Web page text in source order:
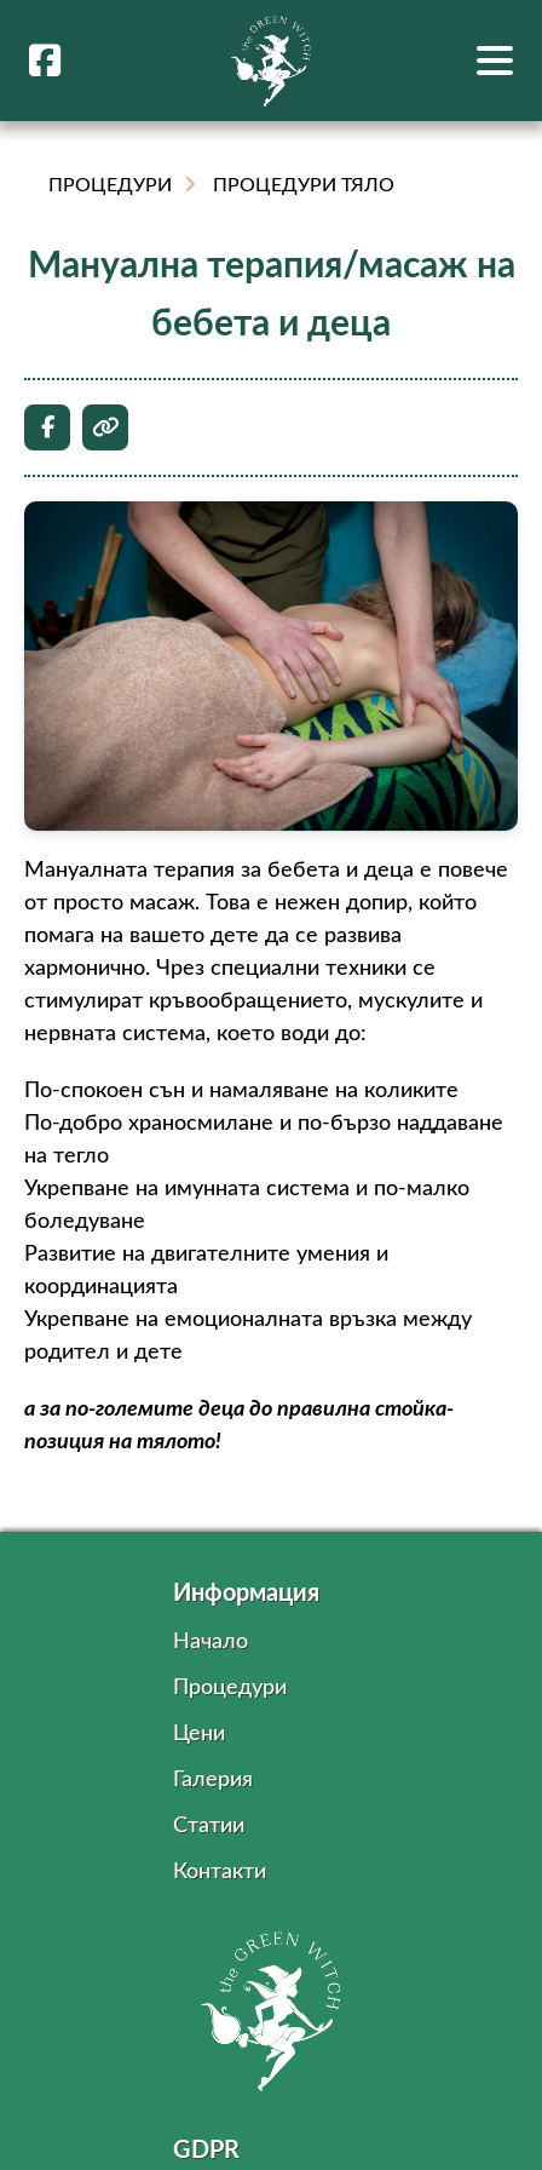
ПРОЦЕДУРИ ПРОЦЕДУРИ ТЯЛО
Мануална терапия/масаж на
бебета и деца
Мануалната терапия за бебета и деца е повече
от просто масаж. Това е нежен допир, който
помага на вашето дете да се развива
хармонично. Чрез специални техники се
стимулират кръвообращението, мускулите и
нервната система, което води до:
По-спокоен сън и намаляване на коликите
По-добро храносмилане и по-бързо наддаване
на тегло
Укрепване на имунната система и по-малко
боледуване
Развитие на двигателните умения и
координацията
Укрепване на емоционалната връзка между
родител и дете
а за по-големите деца до правилна стойка-
позиция на тялото!
Информация
Начало
Процедури
Цени
Галерия
Статии
Контакти
GDPR